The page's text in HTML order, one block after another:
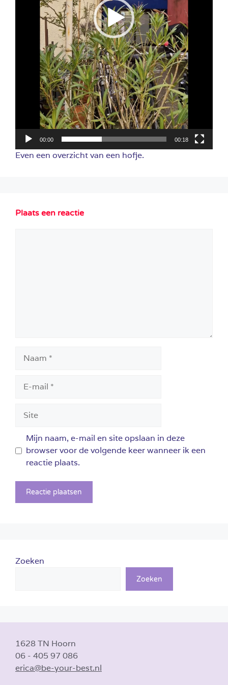
00:00 00:18
Even een overzicht van een hofje.
Plaats een reactie
mail
Site
Mijn naam, e-mail en site opslaan in deze
browser voor de volgende keer wanneer ik een
reactie plaats.
Zoeken
Zoeken
1628 TN Hoorn
06 - 405 97 086
erica@be-your-best.nl